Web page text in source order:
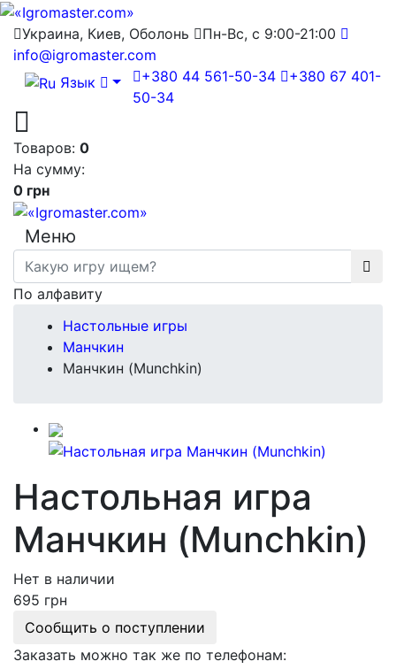
Украина, Киев, Оболонь
Пн-Вс, с 9:00-21:00
info@igromaster.com
Язык
+380 44 561-50-34
+380 67 401-
50-34
Товаров: 0
На сумму:
0 грн
Меню
По алфавиту
Настольные игры
Манчкин
Манчкин (Munchkin)
Настольная игра
Манчкин (Munchkin)
Нет в наличии
695 грн
Сообщить о поступлении
Заказать можно так же по телефонам: